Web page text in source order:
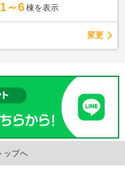
1～6 棟を表示
変更
ップへ